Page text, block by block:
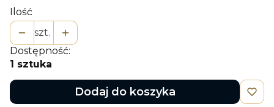
Ilość
szt.
Dostępność:
1 sztuka
Dodaj do koszyka